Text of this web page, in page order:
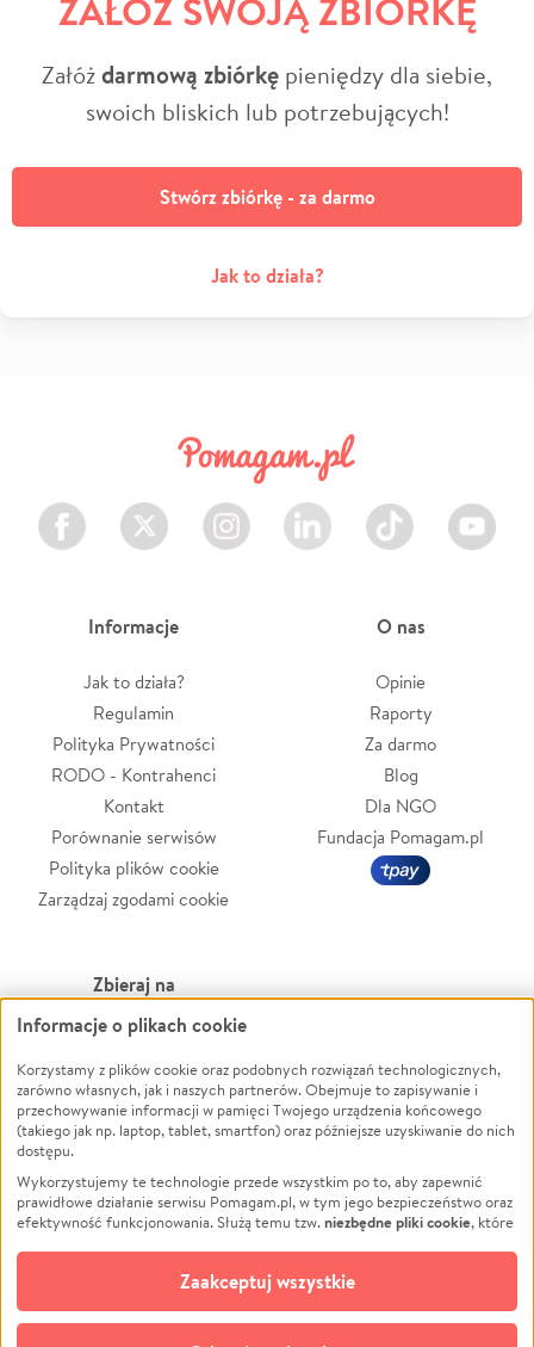
ZAŁÓŻ SWOJĄ ZBIÓRKĘ
Załóżdarmową zbiórkę pieniędzy dla siebie,
swoich bliskich lub potrzebujących!
Stwórz zbiórkę - za darmo
Jak to działa?
Facebook Twitter Instagram LinkedIn TikTok Youtube
Informacje
Jak to działa?
Regulamin
Polityka Prywatności
RODO - Kontrahenci
Kontakt
Porównanie serwisów
Polityka plików cookie
Zarządzaj zgodami cookie
O nas
Opinie
Raporty
Za darmo
Blog
Dla NGO
Fundacja Pomagam.pl
Zbieraj na
Leczenie
Zwierzęta
Pożar
Ukraina
Pomoc Finansowa
Projekty
Pogrzeb
Społeczność lokalna
Kultura
Powódź
Wichura
NGO
Edukacja
Podróż
Impreza
Ochrona środowiska
Biznes
Informacje o plikach cookie
Korzystamy z plików cookie oraz podobnych rozwiązań technologicznych,
zarówno własnych, jak i naszych partnerów. Obejmuje to zapisywanie i
przechowywanie informacji w pamięci Twojego urządzenia końcowego
(takiego jak np. laptop, tablet, smartfon) oraz późniejsze uzyskiwanie do nich
dostępu.
Wykorzystujemy te technologie przede wszystkim po to, aby zapewnić
prawidłowe działanie serwisu Pomagam.pl, w tym jego bezpieczeństwo oraz
efektywność funkcjonowania. Służą temu tzw.niezbędne pliki cookie, które
opcjonalnych plików cookie
technologii do celów analitycznych i retargetingowych. Możesz wyrazić
zgodę na ich stosowanie lub jej odmówić. W dowolnym momencie masz
możliwość zmiany swoich preferencji na stronie „Zarządzaj zgodami cookie”,
Zaakceptuj wszystkie